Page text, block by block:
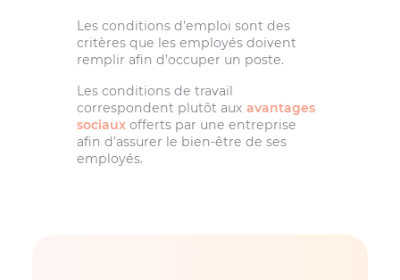
Les conditions d’emploi sont des
critères que les employés doivent
remplir afin d’occuper un poste.
Les conditions de travail
correspondent plutôt aux avantages
sociauxofferts par une entreprise
afin d’assurer le bien-être de ses
employés.